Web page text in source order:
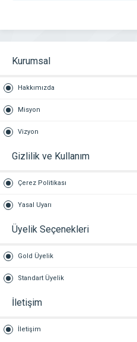
Kurumsal
Hakkımızda
Misyon
Vizyon
Gizlilik ve Kullanım
Çerez Politikası
Yasal Uyarı
Üyelik Seçenekleri
Gold Üyelik
Standart Üyelik
İletişim
İletişim